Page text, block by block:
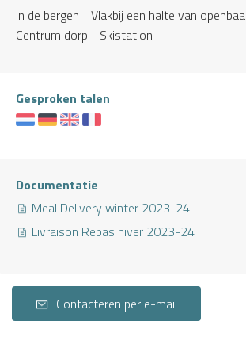
In de bergen
Vlakbij een halte van
Centrum dorp
Skistation
Gesproken talen
Documentatie
Meal Delivery winter 2023-24
Livraison Repas hiver 2023-24
Contacteren per e-mail